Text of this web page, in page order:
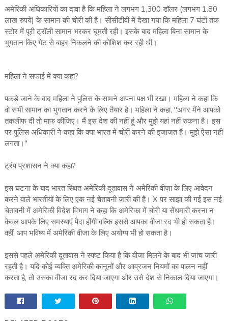
अमेरिकी अधिकारियों का दावा है कि महिला ने लगभग 1,300 डॉलर (लगभग 1.80
लाख रुपये) के सामान की चोरी की है। सीसीटीवी में देखा गया कि महिला 7 घंटों तक
स्टोर में पूरी ट्रॉली सामान भरकर घूमती रही। इसके बाद महिला बिना सामान के
भुगतान किए गेट से बाहर निकलने की कोशिश कर रही थी।
महिला ने सफाई में क्या कहा?
पकड़े जाने के बाद महिला ने पुलिस के सामने अपना पक्ष भी रखा। महिला ने कहा कि
वो सभी सामान का भुगतान करने के लिए तैयार है। महिला ने कहा, "अगर मैंने आपको
तकलीफ दी तो माफ कीजिए। मैं इस देश की नहीं हूं और मुझे यहां नहीं रुकना है। इस
पर पुलिस अधिकारी ने कहा कि क्या भारत में चोरी करने की इजाजत है। मुझे ऐसा नहीं
लगता।"
ट्रंप प्रशासन ने क्या कहा?
इस घटना के बाद भारत स्थित अमेरिकी दूतावास ने अमेरिकी वीज़ा के लिए आवेदन
करने वाले भारतीयों के लिए एक नई चेतावनी जारी की है। X पर साझा की गई इस नई
चेतावनी में अमेरिकी विदेश विभाग ने कहा कि अमेरिका में चोरी या सेंधमारी करना न
केवल आपके लिए समस्याएं पैदा होंगी बल्कि इससे आपका वीजा रद भी हो सकता है।
वहीं, आप भविष्य में अमेरिकी वीजा के लिए अयोग्य भी हो सकता है।
इससे पहले अमेरिकी दूतावास ने स्पष्ट किया है कि वीजा मिलने के बाद भी जांच जारी
रहती है। यदि कोई व्यक्ति अमेरिकी कानूनों और आव्रजन नियमों का पालन नहीं
करता है, तो उसका वीजा रद कर दिया जाएगा और उसे देश से निकाल दिया जाएगा।